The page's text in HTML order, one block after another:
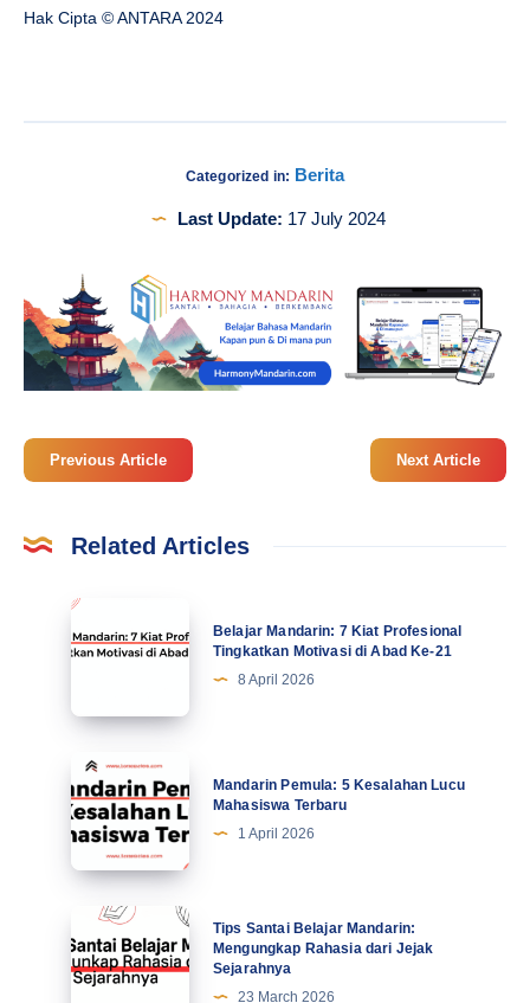
Hak Cipta © ANTARA 2024
Categorized in: Berita
Last Update: 17 July 2024
Previous Article Next Article
Related Articles
Belajar
Mandarin:
Profesional
Tingkatkan
Motivasi
di
Abad
Ke-
Belajar Mandarin: 7 Kiat Profesional
Tingkatkan Motivasi di Abad Ke-21
8 April 2026
Mandarin
Pemula:
5
Kesalahan
Lucu
Mahasiswa
Terbaru
Mandarin Pemula: 5 Kesalahan Lucu
Mahasiswa Terbaru
1 April 2026
Tips
Santai
Belajar
Tips Santai Belajar Mandarin:
Mengungkap Rahasia dari Jejak
Sejarahnya
23 March 2026